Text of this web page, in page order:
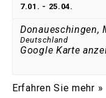
7.01. - 25.04.
Donaueschingen,
Deutschland
Google Karte
Erfahren Sie mehr »